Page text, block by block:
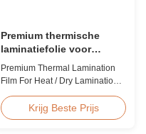
Premium thermische
laminatiefolie voor
warm/droog lamineren 12
- 350 micron
Premium Thermal Lamination
Film For Heat / Dry Lamination
Lamination Use Premium
Laminating Roll Thermal
Krijg Beste Prijs